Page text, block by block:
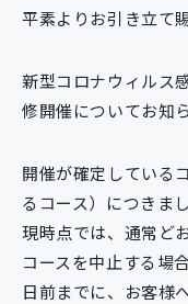
イベント・セミナ
ニュース
採用情報
平素よりお引き立て
新型コロナウィルス
修開催についてお知
開催が確定している
るコース）につきまし
現時点では、通常ど
コースを中止する場合
日前までに、お客様